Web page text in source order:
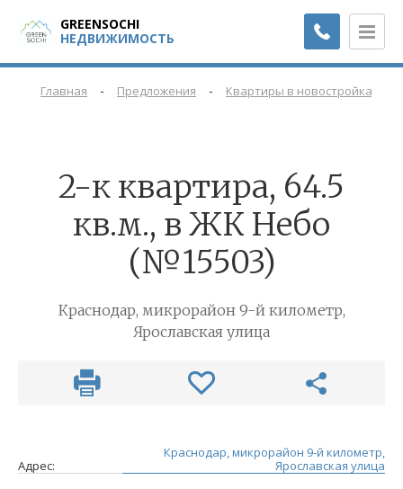
GREENSOCHI
НЕДВИЖИМОСТЬ
Главная - Предложения - Квартиры в новостройках
2-к квартира, 64.5
кв.м., в ЖК Небо
(№15503)
Краснодар, микрорайон 9-й километр,
Ярославская улица
Адрес:
Краснодар, микрорайон 9-й километр,
Ярославская улица